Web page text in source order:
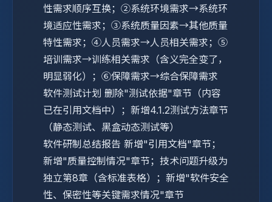
性需求顺序互换；②系统环境需求→系统环
境适应性需求；③系统质量因素→其他质量
特性需求；④人员需求→人员相关需求；⑤
培训需求→训练相关需求（含义完全变了，
明显弱化）；⑥保障需求→综合保障需求
软件测试计划 删除"测试依据"章节（内容
已在引用文档中）；新增4.1.2测试方法章节
（静态测试、黑盒动态测试等）
软件研制总结报告 新增"引用文档"章节；
新增"质量控制情况"章节；技术问题升级为
独立第8章（含标准表格）；新增"软件安全
性、保密性等关键需求情况"章节